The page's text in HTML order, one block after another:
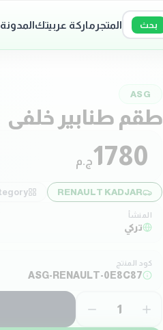
بحث المتجر ماركة عربيتكالمدونة
ASG
طقم طنابير خلفي
1780ج.م
RENAULT KADJAR
المنشأ
تركي
كود المنتج
ASG-RENAULT-0E8C87
1